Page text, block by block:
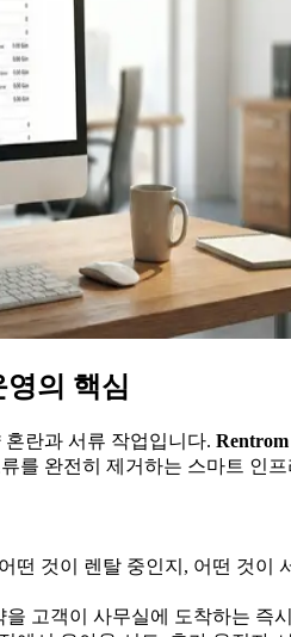
의 핵심
란과 서류 작업입니다.
를 완전히 제거하는 스마트 인프
떤 것이 렌탈 중인지, 어떤 것이
을 고객이 사무실에 도착하는 즉